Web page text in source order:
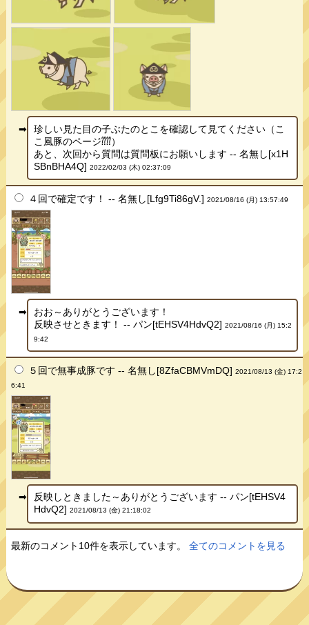
珍しい見た目の子ぶたのとこを確認して見てください（こ
こ風豚のページ⁇⁇）
あと、次回から質問は質問板にお願いします -- 名無し[x1H
SBnBHA4Q] 2022/02/03 (木) 02:37:09
４回で確定です！ -- 名無し[Lfg9Ti86gV.]2021/08/16 (月) 13:57:49
おお～ありがとうございます！
反映させときます！ -- パン[tEHSV4HdvQ2] 2021/08/16 (月) 15:2
9:42
５回で無事成豚です -- 名無し[8ZfaCBMVmDQ]2021/08/13 (金) 17:2
6:41
反映しときました～ありがとうございます -- パン[tEHSV4
HdvQ2] 2021/08/13 (金) 21:18:02
最新のコメント10件を表示しています。全てのコメントを見る